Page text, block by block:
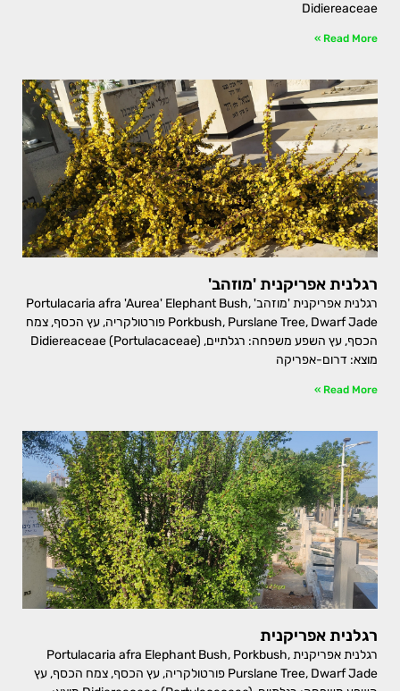
Didiereaceae
Read More »
רגלנית אפריקנית 'מוזהב'
רגלנית אפריקנית 'מוזהב' Portulacaria afra 'Aurea' Elephant Bush,
Porkbush, Purslane Tree, Dwarf Jade פורטולקריה, עץ הכסף, צמח
הכסף, עץ השפע משפחה: רגלתיים, Didiereaceae (Portulacaceae)
מוצא: דרום-אפריקה
Read More »
רגלנית אפריקנית
רגלנית אפריקנית Portulacaria afra Elephant Bush, Porkbush,
Purslane Tree, Dwarf Jade פורטולקריה, עץ הכסף, צמח הכסף, עץ